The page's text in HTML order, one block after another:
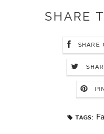
SHARE
SHARE
TAGS: